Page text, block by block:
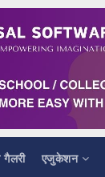
गैलरी एजुकेशन